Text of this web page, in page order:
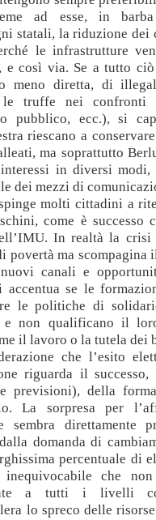
ad esse, in
statali, la riduzione dei
le infrastrutture
e così via. Se a tutto ciò
meno diretta, di
le truffe nei
pubblico, ecc.), si
riescano a
ma soprattutto
in diversi
dei mezzi di
molti cittadini a
come è successo
In realtà la crisi
povertà ma scompagina
canali e
accentua se le
le politiche di
e non qualificano il
il lavoro o la tutela dei
che l’esito
riguarda il successo,
previsioni), della
La sorpresa per
sembra direttamente
domanda di
percentuale di
che
a tutti i livelli
lo spreco delle